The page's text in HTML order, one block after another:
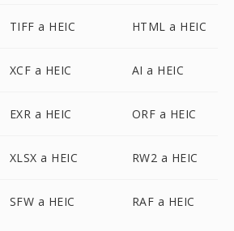
TIFF a HEIC HTML a HEIC
XCF a HEIC AI a HEIC
EXR a HEIC ORF a HEIC
XLSX a HEIC RW2 a HEIC
SFW a HEIC RAF a HEIC